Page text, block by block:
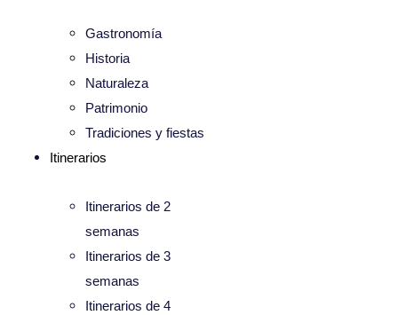
Gastronomía
Historia
Naturaleza
Patrimonio
Tradiciones y fiestas
Itinerarios
Itinerarios de 2
semanas
Itinerarios de 3
semanas
Itinerarios de 4